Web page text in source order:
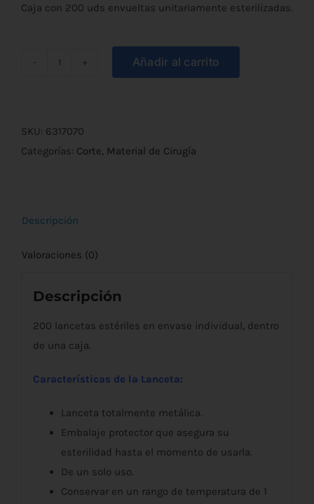
Caja con 200 uds envueltas unitariamente esterilizadas.
200uds
cantidad
Añadir al carrito
SKU: 6317070
Categorías: Corte Material de Cirugía
Descripción
Valoraciones (0)
Descripción
200 lancetas estériles en envase individual, dentro
de una caja.
Características de la Lanceta:
Lanceta totalmente metálica.
Embalaje protector que asegura su
esterilidad hasta el momento de usarla.
De un solo uso.
Conservar en un rango de temperatura de 1